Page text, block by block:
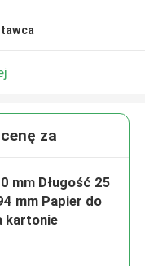
za
mm Długość 25
mm Papier do
kartonie